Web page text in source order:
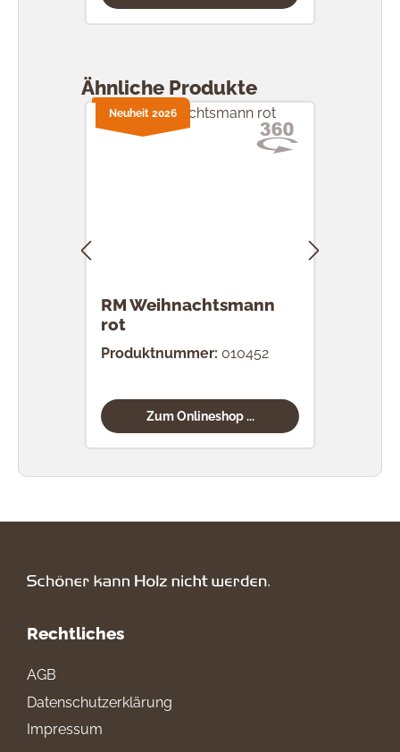
Ähnliche Produkte
RM Weihnachtsmann
rot
Produktnummer: 010452
Zum Onlineshop ...
Neuheit 2026
Rechtliches
AGB
Datenschutzerklärung
Impressum